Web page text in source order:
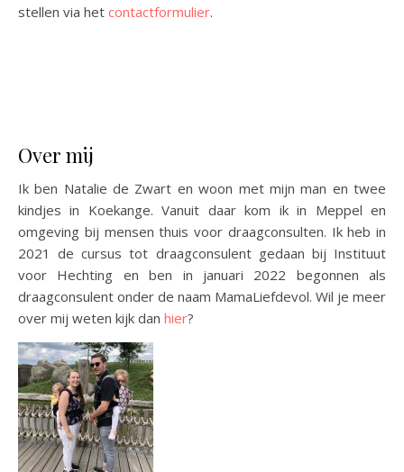
stellen via het contactformulier.
Over mij
Ik ben Natalie de Zwart en woon met mijn man en twee
kindjes in Koekange. Vanuit daar kom ik in Meppel en
omgeving bij mensen thuis voor draagconsulten. Ik heb in
2021 de cursus tot draagconsulent gedaan bij Instituut
voor Hechting en ben in januari 2022 begonnen als
draagconsulent onder de naam MamaLiefdevol. Wil je meer
over mij weten kijk dan hier?